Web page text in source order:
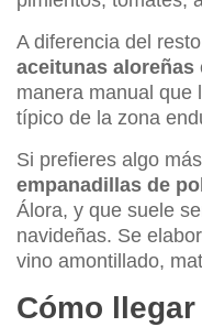
A diferencia del
aceitunas aloreñas
manera manual que
típico de la zona
Si prefieres algo
empanadillas de
Álora, y que suele
navideñas. Se
vino amontillado,
Cómo